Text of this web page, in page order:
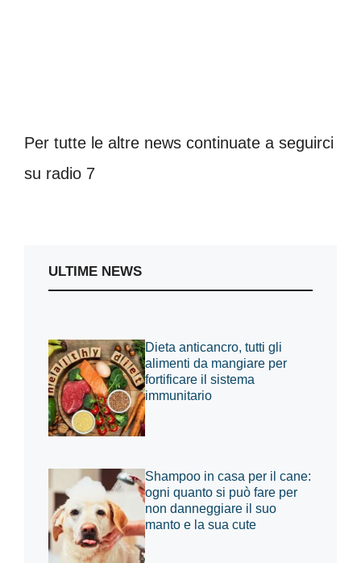
Per tutte le altre news continuate a seguirci
su radio 7
ULTIME NEWS
Dieta anticancro, tutti gli
alimenti da mangiare per
fortificare il sistema
immunitario
Shampoo in casa per il cane:
ogni quanto si può fare per
non danneggiare il suo
manto e la sua cute